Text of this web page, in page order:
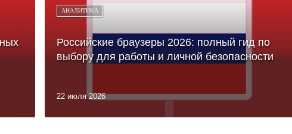
АНАЛИТИКА
Российские браузеры 2026: полный гид по
выбору для работы и личной безопасности
22 июля 2026